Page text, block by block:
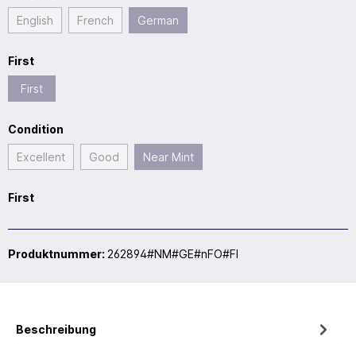
English French German
First
First
Condition
Excellent Good Near Mint
First
Produktnummer: 262894#NM#GE#nFO#FI
Beschreibung